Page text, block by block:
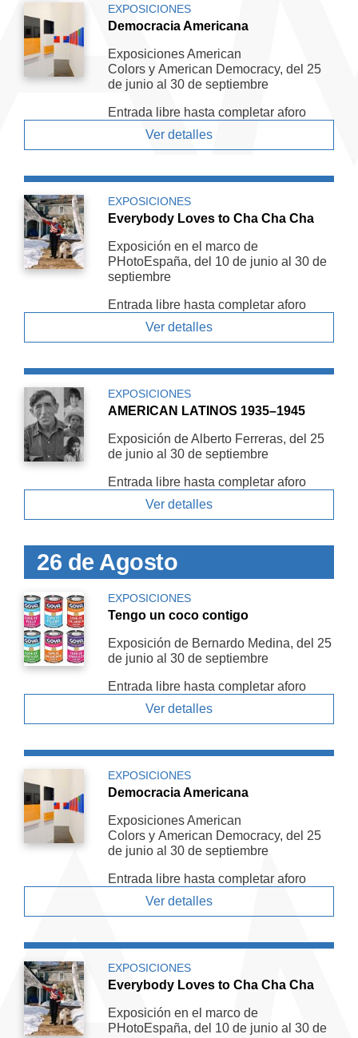
EXPOSICIONES
Democracia Americana
Exposiciones American
Colors y American De­mocracy, del 25
de junio al 30 de septiembre
Entrada libre hasta completar aforo
Ver detalles
EXPOSICIONES
Everybody Loves to Cha Cha Cha
Exposición en el marco de
PHotoEspaña, del 10 de junio al 30 de
septiembre
Entrada libre hasta completar aforo
Ver detalles
EXPOSICIONES
AMERICAN LATINOS 1935–1945
Exposición de Alberto Ferreras, del 25
de junio al 30 de septiembre
Entrada libre hasta completar aforo
Ver detalles
26 de Agosto
EXPOSICIONES
Tengo un coco contigo
Exposición de Bernardo Medina, del 25
de junio al 30 de septiembre
Entrada libre hasta completar aforo
Ver detalles
EXPOSICIONES
Democracia Americana
Exposiciones American
Colors y American De­mocracy, del 25
de junio al 30 de septiembre
Entrada libre hasta completar aforo
Ver detalles
EXPOSICIONES
Everybody Loves to Cha Cha Cha
Exposición en el marco de
PHotoEspaña, del 10 de junio al 30 de